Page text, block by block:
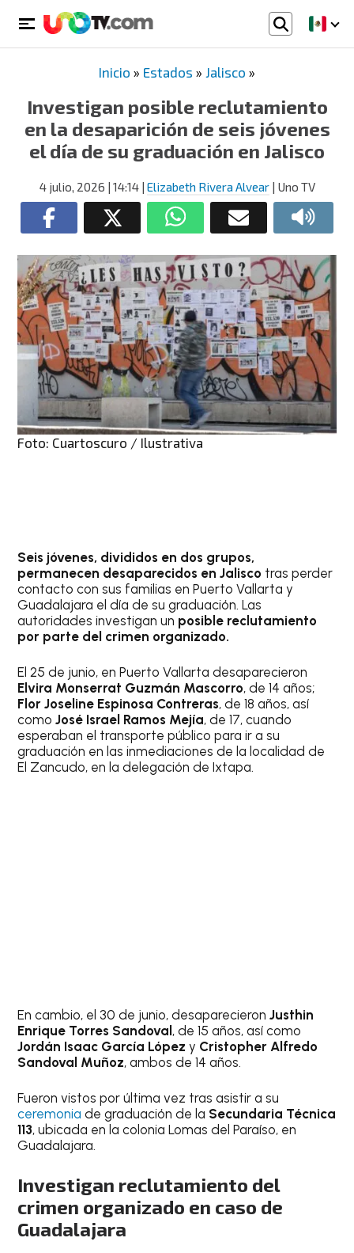
Inicio » Estados » Jalisco »
Investigan posible reclutamiento
en la desaparición de seis jóvenes
el día de su graduación en Jalisco
4 julio, 2026 | 14:14| Elizabeth Rivera Alvear| Uno TV
Foto: Cuartoscuro / Ilustrativa
Seis jóvenes, divididos en dos grupos,
permanecen desaparecidos en Jalisco tras perder
contacto con sus familias en Puerto Vallarta y
Guadalajara el día de su graduación. Las
autoridades investigan un posible reclutamiento
por parte del crimen organizado.
El 25 de junio, en Puerto Vallarta desaparecieron
Elvira Monserrat Guzmán Mascorro, de 14 años;
Flor Joseline Espinosa Contreras, de 18 años, así
comoJosé Israel Ramos Mejía, de 17, cuando
esperaban el transporte público para ir a su
graduación en las inmediaciones de la localidad de
El Zancudo, en la delegación de Ixtapa.
En cambio, el 30 de junio, desaparecieronJusthin
Enrique Torres Sandoval, de 15 años, así como
Jordán Isaac García López y Cristopher Alfredo
Sandoval Muñoz, ambos de 14 años.
Fueron vistos por última vez tras asistir a su
ceremonia de graduación de la Secundaria Técnica
113, ubicada en la colonia Lomas del Paraíso, en
Guadalajara.
Investigan reclutamiento del
crimen organizado en caso de
Guadalajara